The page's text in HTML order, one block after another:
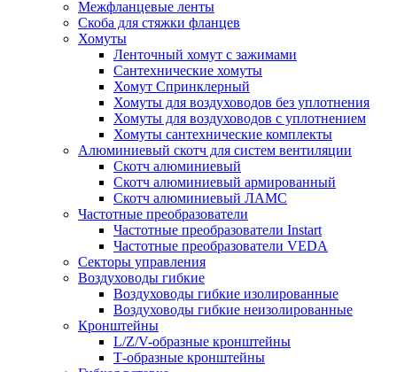
Межфланцевые ленты
Скоба для стяжки фланцев
Хомуты
Ленточный хомут с зажимами
Сантехнические хомуты
Хомут Спринклерный
Хомуты для воздуховодов без уплотнения
Хомуты для воздуховодов с уплотнением
Хомуты сантехнические комплекты
Алюминиевый скотч для систем вентиляции
Скотч алюминиевый
Скотч алюминиевый армированный
Скотч алюминиевый ЛАМС
Частотные преобразователи
Частотные преобразователи Instart
Частотные преобразователи VEDA
Секторы управления
Воздуховоды гибкие
Воздуховоды гибкие изолированные
Воздуховоды гибкие неизолированные
Кронштейны
L/Z/V-образные кронштейны
Т-образные кронштейны